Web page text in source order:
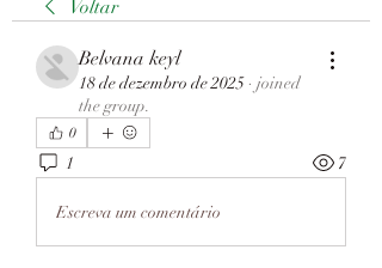
Voltar
Belvana keyl
18 de dezembro de 2025 · joined
the group.
0
1 7
Escreva um comentário